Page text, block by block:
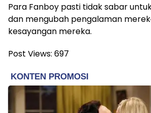
Para Fanboy pasti tidak sabar
dan mengubah pengalaman
kesayangan mereka.
Post Views: 697